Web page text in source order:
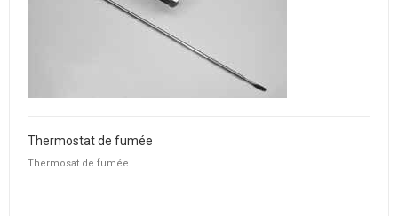
Thermostat de fumée
Thermosat de fumée